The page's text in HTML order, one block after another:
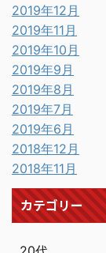
2019年12月
2019年11月
2019年10月
2019年9月
2019年8月
2019年7月
2019年6月
2018年12月
2018年11月
カテゴリー